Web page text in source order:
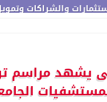
وتمويل مشروعات
يشهد مراسم